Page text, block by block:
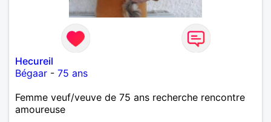
Hecureil
Bégaar - 75 ans
Femme veuf/veuve de 75 ans recherche rencontre
amoureuse